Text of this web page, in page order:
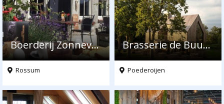
Boerderij Zonneveld
Rossum
Brasserie de Buurman
Poederoijen